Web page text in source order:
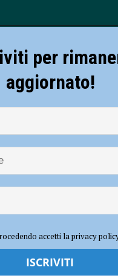
Lucia, Vigevano si impone di
è una brutta
per
aggiornato!
accetti la privacy